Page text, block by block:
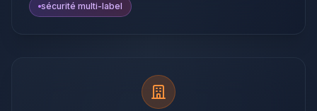
sécurité multi-label